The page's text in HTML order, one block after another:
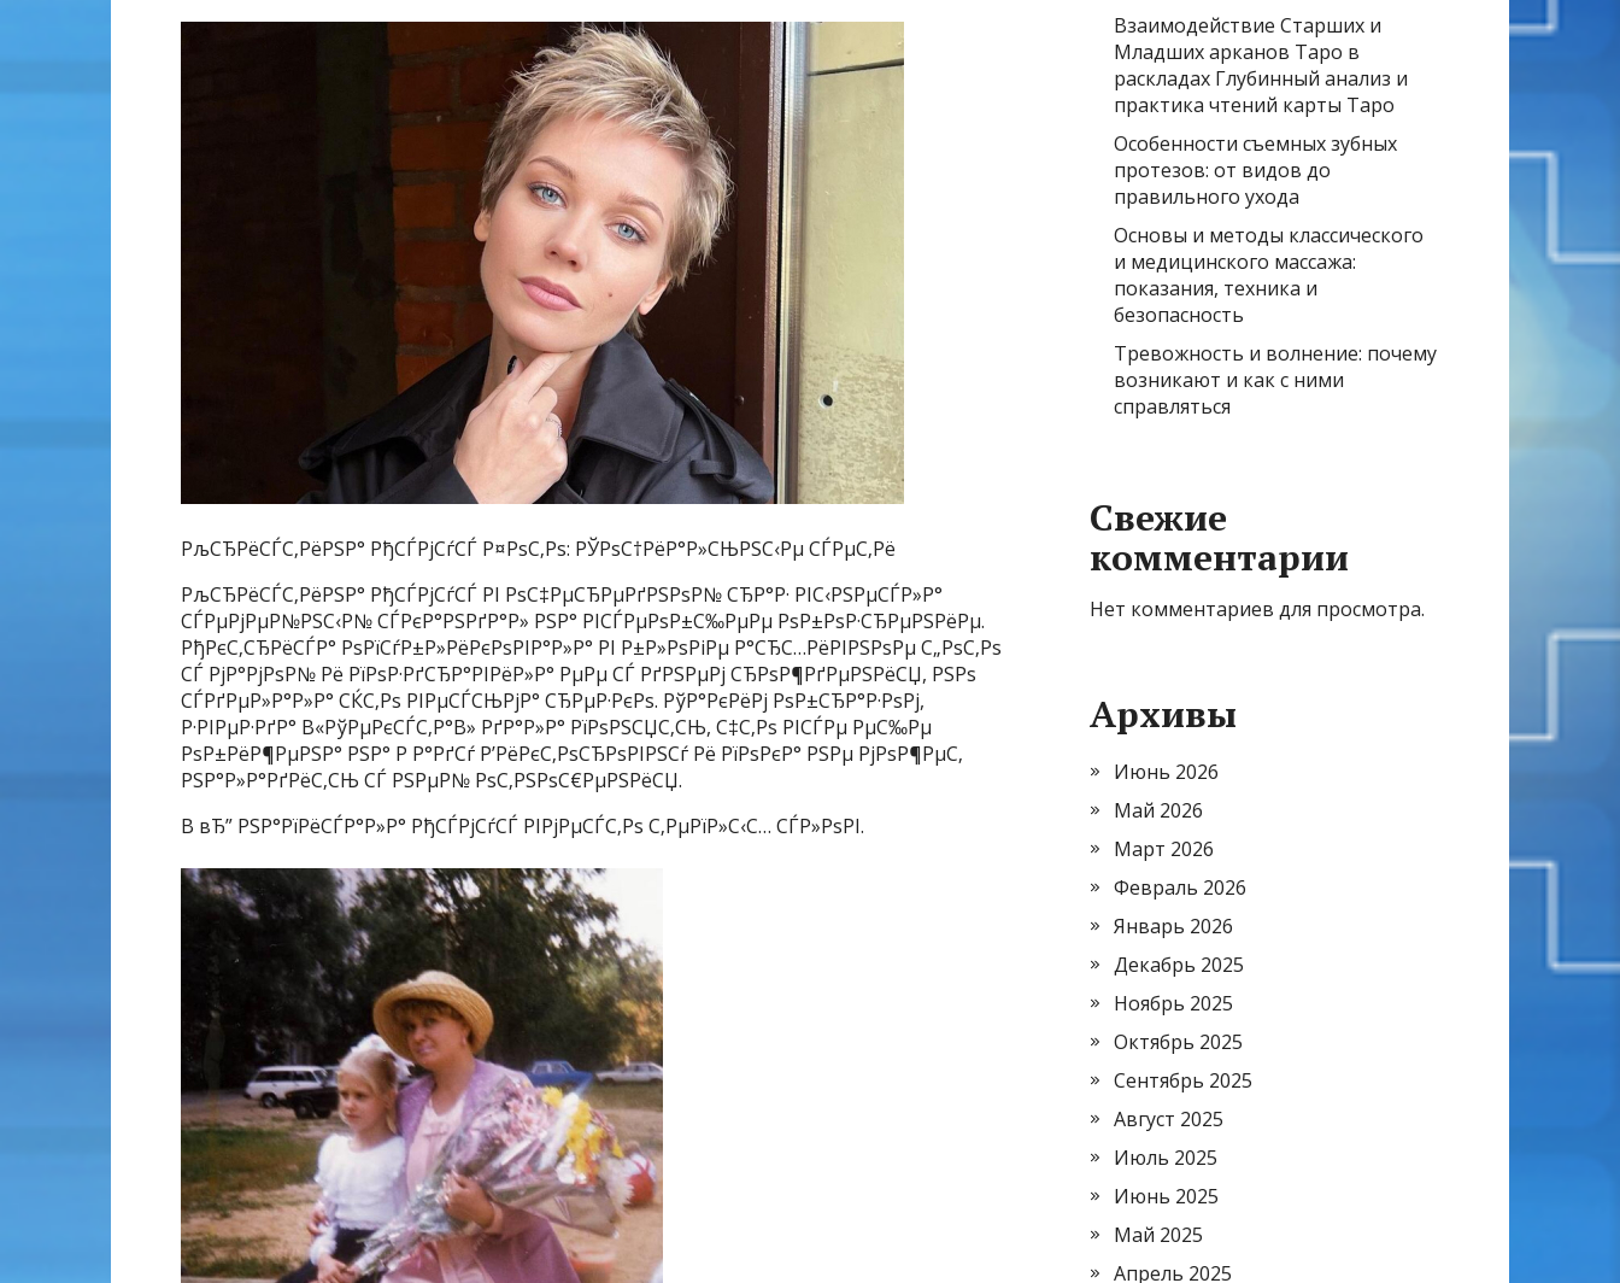
РљСЂРёСЃС‚РёРЅР° РђСЃРјСѓСЃ Р¤РѕС‚Рѕ: РЎРѕС†РёР°Р»СЊРЅС‹Рµ СЃРµС‚Рё
РљСЂРёСЃС‚РёРЅР° РђСЃРјСѓСЃ РІ РѕС‡РµСЂРµРґРЅРѕР№ СЂР°Р· РІС‹РЅРµСЃР»Р°
СЃРµРјРµР№РЅС‹Р№ СЃРєР°РЅРґР°Р» РЅР° РІСЃРµРѕР±С‰РµРµ РѕР±РѕР·СЂРµРЅРёРµ.
РђРєС‚СЂРёСЃР° РѕРїСѓР±Р»РёРєРѕРІР°Р»Р° РІ Р±Р»РѕРіРµ Р°СЂС…РёРІРЅРѕРµ С„РѕС‚Рѕ
СЃ РјР°РјРѕР№ Рё РїРѕР·РґСЂР°РІРёР»Р° РµРµ СЃ РґРЅРµРј СЂРѕР¶РґРµРЅРёСЏ, РЅРѕ
СЃРґРµР»Р°Р»Р° СЌС‚Рѕ РІРµСЃСЊРјР° СЂРµР·РєРѕ. РўР°РєРёРј РѕР±СЂР°Р·РѕРј,
Р·РІРµР·РґР° В«РўРµРєСЃС‚Р°В» РґР°Р»Р° РїРѕРЅСЏС‚СЊ, С‡С‚Рѕ РІСЃРµ РµС‰Рµ
РѕР±РёР¶РµРЅР° РЅР° Р Р°РґСѓ Р’РёРєС‚РѕСЂРѕРІРЅСѓ Рё РїРѕРєР° РЅРµ РјРѕР¶РµС‚
РЅР°Р»Р°РґРёС‚СЊ СЃ РЅРµР№ РѕС‚РЅРѕС€РµРЅРёСЏ.
В вЂ” РЅР°РїРёСЃР°Р»Р° РђСЃРјСѓСЃ РІРјРµСЃС‚Рѕ С‚РµРїР»С‹С… СЃР»РѕРІ.
Взаимодействие Старших и
Младших арканов Таро в
раскладах Глубинный анализ и
практика чтений карты Таро
Особенности съемных зубных
протезов: от видов до
правильного ухода
Основы и методы классического
и медицинского массажа:
показания, техника и
безопасность
Тревожность и волнение: почему
возникают и как с ними
справляться
Свежие
комментарии
Нет комментариев для просмотра.
Архивы
Июнь 2026
Май 2026
Март 2026
Февраль 2026
Январь 2026
Декабрь 2025
Ноябрь 2025
Октябрь 2025
Сентябрь 2025
Август 2025
Июль 2025
Июнь 2025
Май 2025
Апрель 2025